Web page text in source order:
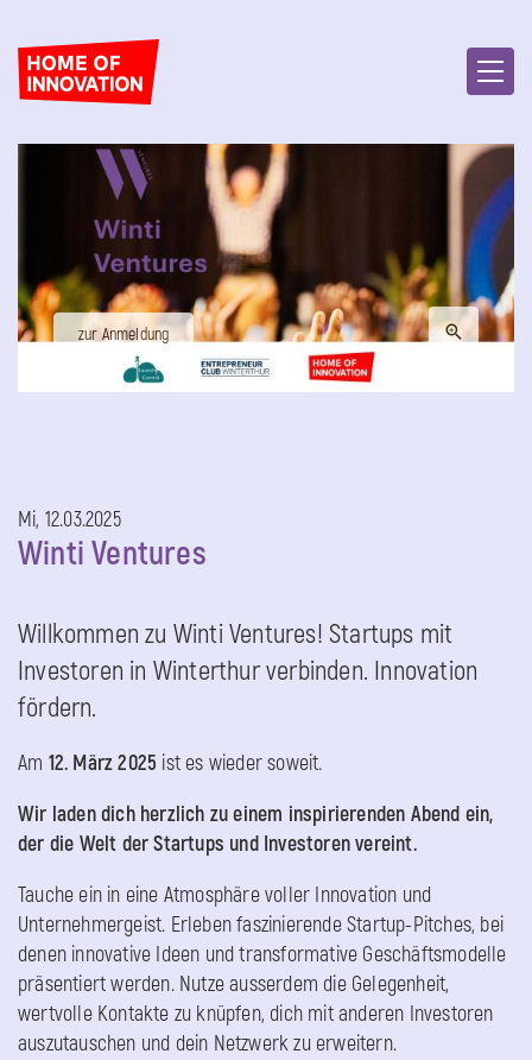
zur Anmeldung
Mi, 12.03.2025
Winti Ventures
Willkommen zu Winti Ventures! Startups mit
Investoren in Winterthur verbinden. Innovation
fördern.
Am 12. März 2025 ist es wieder soweit.
Wir laden dich herzlich zu einem inspirierenden Abend ein,
der die Welt der Startups und Investoren vereint.
Tauche ein in eine Atmosphäre voller Innovation und
Unternehmergeist. Erleben faszinierende Startup-Pitches, bei
denen innovative Ideen und transformative Geschäftsmodelle
präsentiert werden. Nutze ausserdem die Gelegenheit,
wertvolle Kontakte zu knüpfen, dich mit anderen Investoren
auszutauschen und dein Netzwerk zu erweitern.